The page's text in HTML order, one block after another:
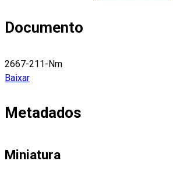
Documento
2667-211-Nm
Baixar
Metadados
Miniatura